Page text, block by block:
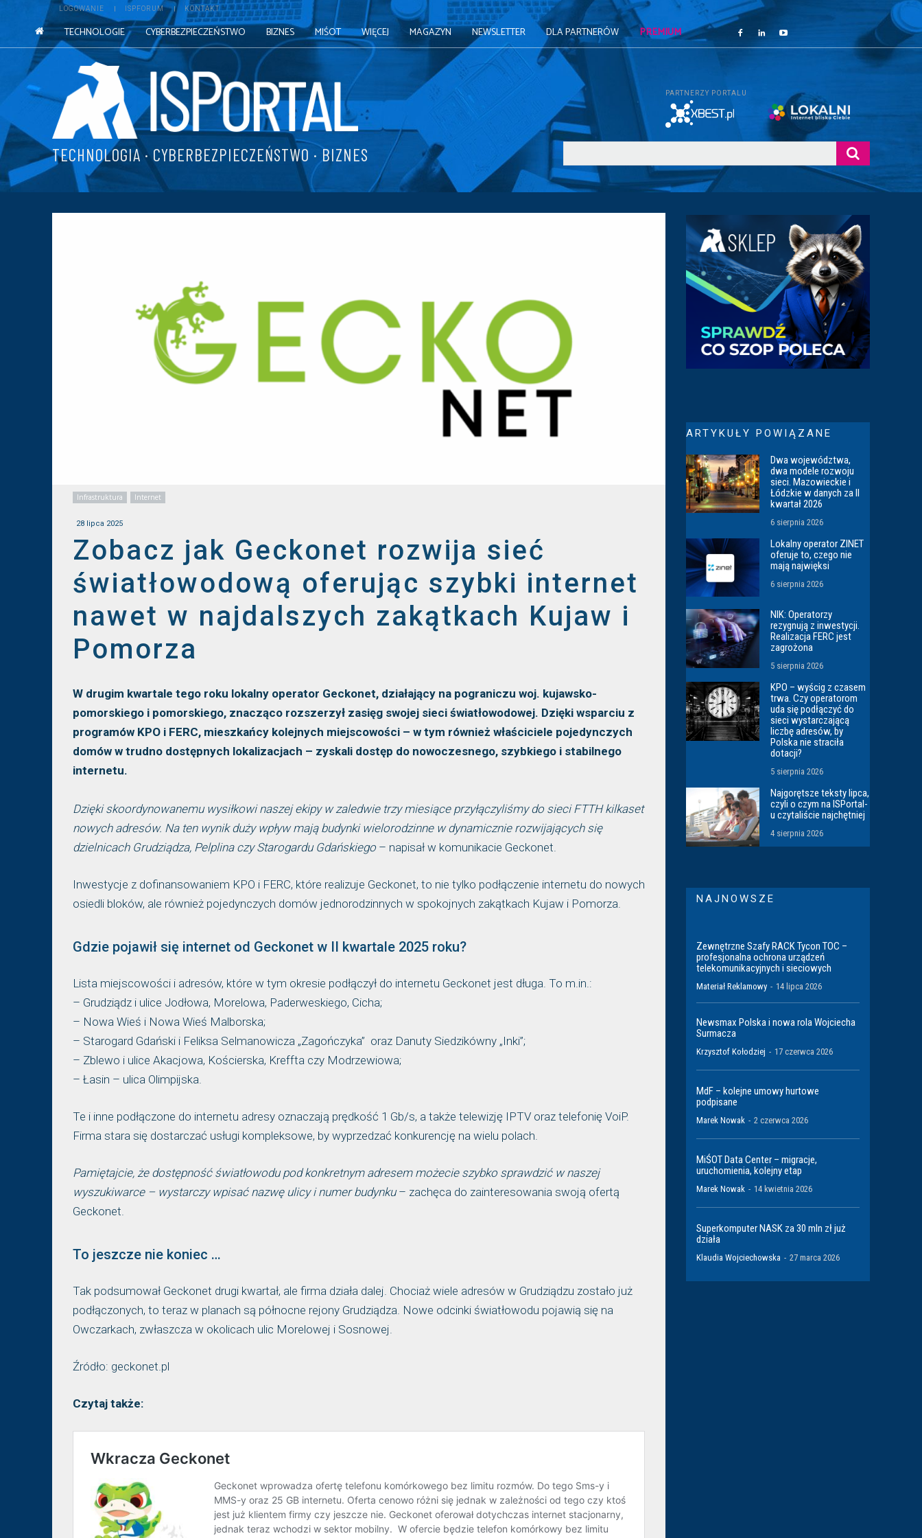
LOGOWANIE ISPFORUM KONTAKT
TECHNOLOGIE CYBERBEZPIECZEŃSTWO BIZNES MIŚOT WIĘCEJ MAGAZYN NEWSLETTER DLA PARTNERÓW PREMIUM
TECHNOLOGIA · CYBERBEZPIECZEŃSTWO · BIZNES
PARTNERZY PORTALU
Infrastruktura Internet
28 lipca 2025
Zobacz jak Geckonet rozwija sieć
światłowodową oferując szybki internet
nawet w najdalszych zakątkach Kujaw i
Pomorza
W drugim kwartale tego roku lokalny operator Geckonet, działający na pograniczu woj. kujawsko-
pomorskiego i pomorskiego, znacząco rozszerzył zasięg swojej sieci światłowodowej. Dzięki wsparciu z
programów KPO i FERC, mieszkańcy kolejnych miejscowości – w tym również właściciele pojedynczych
domów w trudno dostępnych lokalizacjach – zyskali dostęp do nowoczesnego, szybkiego i stabilnego
internetu.
Dzięki skoordynowanemu wysiłkowi naszej ekipy w zaledwie trzy miesiące przyłączyliśmy do sieci FTTH kilkaset
nowych adresów. Na ten wynik duży wpływ mają budynki wielorodzinne w dynamicznie rozwijających się
dzielnicach Grudziądza, Pelplina czy Starogardu Gdańskiego – napisał w komunikacie Geckonet.
Inwestycje z dofinansowaniem KPO i FERC, które realizuje Geckonet, to nie tylko podłączenie internetu do nowych
osiedli bloków, ale również pojedynczych domów jednorodzinnych w spokojnych zakątkach Kujaw i Pomorza.
Gdzie pojawił się internet od Geckonet w II kwartale 2025 roku?
Lista miejscowości i adresów, które w tym okresie podłączył do internetu Geckonet jest długa. To m.in.:
– Grudziądz i ulice Jodłowa, Morelowa, Paderweskiego, Cicha;
– Nowa Wieś i Nowa Wieś Malborska;
– Starogard Gdański i Feliksa Selmanowicza „Zagończyka” oraz Danuty Siedzikówny „Inki”;
– Zblewo i ulice Akacjowa, Kościerska, Kreffta czy Modrzewiowa;
– Łasin – ulica Olimpijska.
Te i inne podłączone do internetu adresy oznaczają prędkość 1 Gb/s, a także telewizję IPTV oraz telefonię VoiP.
Firma stara się dostarczać usługi kompleksowe, by wyprzedzać konkurencję na wielu polach.
Pamiętajcie, że dostępność światłowodu pod konkretnym adresem możecie szybko sprawdzić w naszej
wyszukiwarce – wystarczy wpisać nazwę ulicy i numer budynku– zachęca do zainteresowania swoją ofertą
Geckonet.
To jeszcze nie koniec …
Tak podsumował Geckonet drugi kwartał, ale firma działa dalej. Chociaż wiele adresów w Grudziądzu zostało już
podłączonych, to teraz w planach są północne rejony Grudziądza. Nowe odcinki światłowodu pojawią się na
Owczarkach, zwłaszcza w okolicach ulic Morelowej i Sosnowej.
Źródło: geckonet.pl
Czytaj także:
ARTYKUŁY POWIĄZANE
Dwa województwa,
dwa modele rozwoju
sieci. Mazowieckie i
Łódzkie w danych za II
kwartał 2026
6 sierpnia 2026
Lokalny operator ZINET
oferuje to, czego nie
mają najwięksi
6 sierpnia 2026
NIK: Operatorzy
rezygnują z inwestycji.
Realizacja FERC jest
zagrożona
5 sierpnia 2026
KPO – wyścig z czasem
trwa. Czy operatorom
uda się podłączyć do
sieci wystarczającą
liczbę adresów, by
Polska nie straciła
dotacji?
5 sierpnia 2026
Najgorętsze teksty lipca,
czyli o czym na ISPortal-
u czytaliście najchętniej
4 sierpnia 2026
NAJNOWSZE
Zewnętrzne Szafy RACK Tycon TOC –
profesjonalna ochrona urządzeń
telekomunikacyjnych i sieciowych
Materiał Reklamowy - 14 lipca 2026
Newsmax Polska i nowa rola Wojciecha
Surmacza
Krzysztof Kołodziej - 17 czerwca 2026
MdF – kolejne umowy hurtowe
podpisane
Marek Nowak - 2 czerwca 2026
MiŚOT Data Center – migracje,
uruchomienia, kolejny etap
Marek Nowak - 14 kwietnia 2026
Superkomputer NASK za 30 mln zł już
działa
Klaudia Wojciechowska - 27 marca 2026